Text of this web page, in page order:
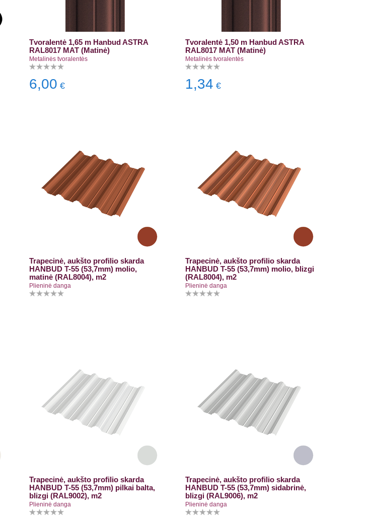
Tvoralentė 1,65 m Hanbud ASTRA
RAL8017 MAT (Matinė)
Metalinės tvoralentės
6,00 €
Tvoralentė 1,50 m Hanbud ASTRA
RAL8017 MAT (Matinė)
Metalinės tvoralentės
1,34 €
Trapecinė, aukšto profilio skarda
HANBUD T-55 (53,7mm) molio,
matinė (RAL8004), m2
Plieninė danga
Trapecinė, aukšto profilio skarda
HANBUD T-55 (53,7mm) molio, blizgi
(RAL8004), m2
Plieninė danga
Trapecinė, aukšto profilio skarda
HANBUD T-55 (53,7mm) pilkai balta,
blizgi (RAL9002), m2
Plieninė danga
Trapecinė, aukšto profilio skarda
HANBUD T-55 (53,7mm) sidabrinė,
blizgi (RAL9006), m2
Plieninė danga